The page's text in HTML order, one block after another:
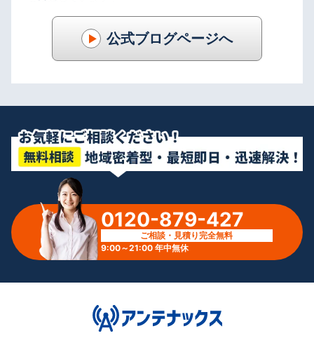
公式ブログページへ
0120-879-427
ご相談・見積り完全無料
9:00～21:00 年中無休